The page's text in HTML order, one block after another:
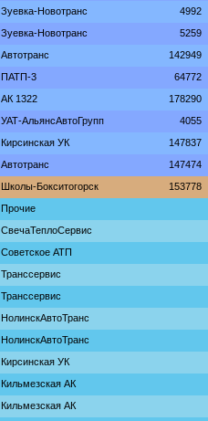
Зуевка-Новотранс 4992
Зуевка-Новотранс 5259
Автотранс 142949
ПАТП-3 64772
АК 1322 178290
УАТ-АльянсАвтоГрупп 4055
Кирсинская УК 147837
Автотранс 147474
Школы-Бокситогорск 153778
Прочие
СвечаТеплоСервис
Советское АТП
Транссервис
Транссервис
НолинскАвтоТранс
НолинскАвтоТранс
Кирсинская УК
Кильмезская АК
Кильмезская АК